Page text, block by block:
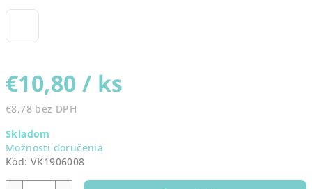
€10,80 / ks
€8,78 bez DPH
cena:
Skladom
Možnosti doručenia
Kód: VK1906008